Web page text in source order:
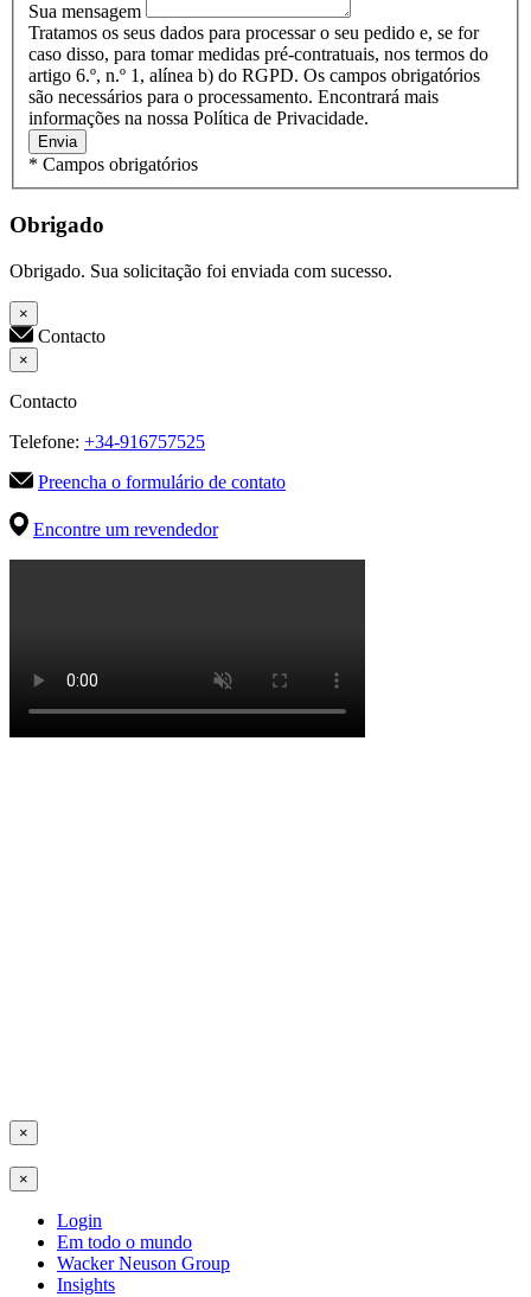
Sua mensagem
Tratamos os seus dados para processar o seu pedido e, se for
caso disso, para tomar medidas pré-contratuais, nos termos do
artigo 6.º, n.º 1, alínea b) do RGPD. Os campos obrigatórios
são necessários para o processamento. Encontrará mais
informações na nossa Política de Privacidade.
Envia
* Campos obrigatórios
Obrigado
Obrigado. Sua solicitação foi enviada com sucesso.
×
Contacto
×
Contacto
Telefone: +34-916757525
Preencha o formulário de contato
Encontre um revendedor
×
×
Login
Em todo o mundo
Wacker Neuson Group
Insights